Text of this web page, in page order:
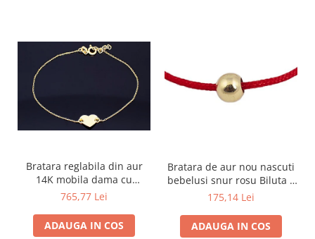
Bratara reglabila din aur
14K mobila dama cu
Inimioara gravabila
765,77 Lei
ADAUGA IN COS
Bratara de aur nou nascuti
bebelusi snur rosu Biluta 4
mm
175,14 Lei
ADAUGA IN COS